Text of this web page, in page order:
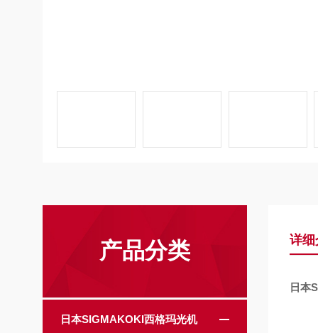
产品分类
日本SIGMAKOKI西格玛光机
详细
日本